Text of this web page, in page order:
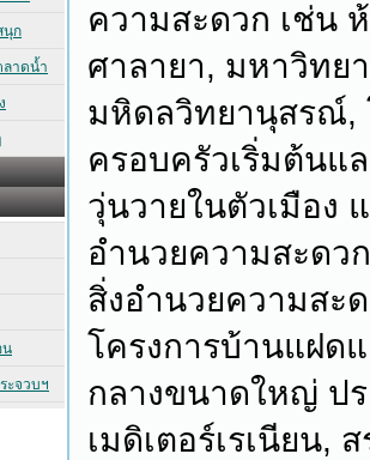
ความสะดวก เช่น
ศาลายา, มหาวิทย
มหิดลวิทยานุสรณ์,
ครอบครัวเริ่มต้นแ
วุ่นวายในตัวเมือง
อำนวยความสะดว
สิ่งอำนวยความสะ
โครงการบ้านแฝด
กลางขนาดใหญ่ ป
เมดิเตอร์เรเนียน,